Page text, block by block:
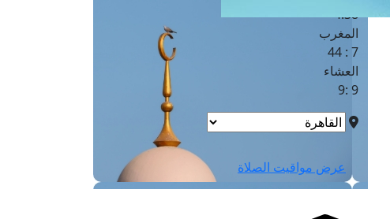
4:38
المغرب
7 : 44
العشاء
9 :9
عرض مواقيت الصلاة